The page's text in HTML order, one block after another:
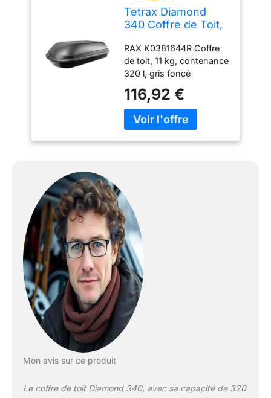
Tetrax Diamond
340 Coffre de Toit,
Noir
RAX K0381644R Coffre
de toit, 11 kg, contenance
320 l, gris foncé
116,92 €
Mon avis sur ce produit
Le coffre de toit Diamond 340, avec sa capacité de 320